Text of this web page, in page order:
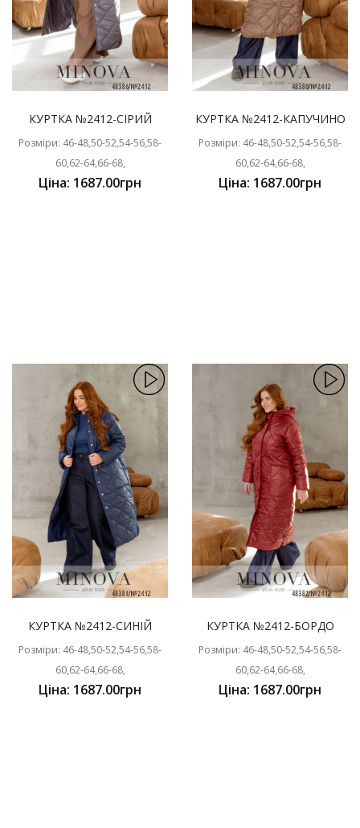
КУРТКА №2412-СІРИЙ
Розміри: 46-48,50-52,54-56,58-
60,62-64,66-68,
Ціна: 1687.00грн
КУРТКА №2412-КАПУЧИНО
Розміри: 46-48,50-52,54-56,58-
60,62-64,66-68,
Ціна: 1687.00грн
КУРТКА №2412-СИНІЙ
Розміри: 46-48,50-52,54-56,58-
60,62-64,66-68,
Ціна: 1687.00грн
КУРТКА №2412-БОРДО
Розміри: 46-48,50-52,54-56,58-
60,62-64,66-68,
Ціна: 1687.00грн